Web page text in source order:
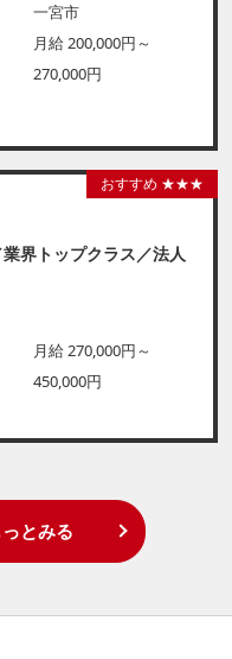
一宮市
月給 200,000円～
270,000円
おすすめ ★★★
界トップクラス／法人
月給 270,000円～
450,000円
とみる